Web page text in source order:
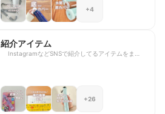
+4
紹介アイテム
InstagramなどSNSで紹介してるアイテムをまとめ
+26